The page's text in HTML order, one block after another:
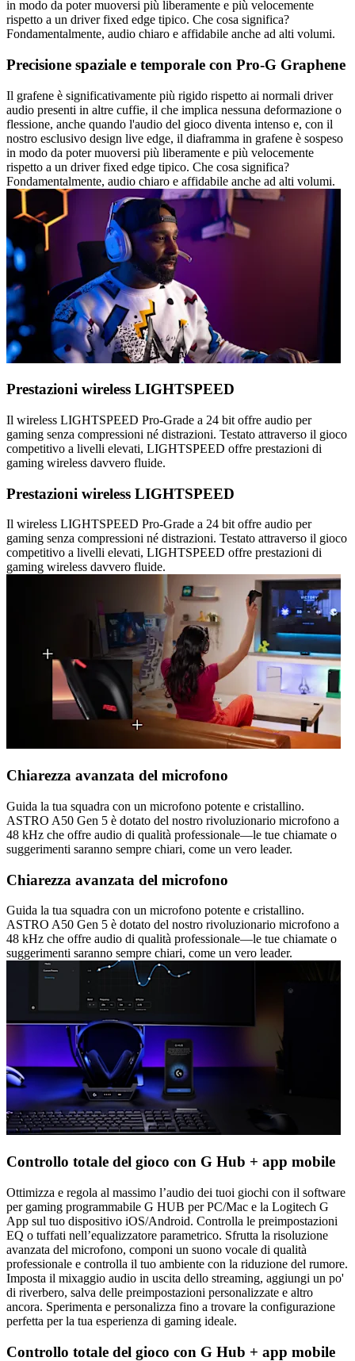
in modo da poter muoversi più liberamente e più velocemente
rispetto a un driver fixed edge tipico. Che cosa significa?
Fondamentalmente, audio chiaro e affidabile anche ad alti volumi.
Precisione spaziale e temporale con Pro-G Graphene
Il grafene è significativamente più rigido rispetto ai normali driver
audio presenti in altre cuffie, il che implica nessuna deformazione o
flessione, anche quando l'audio del gioco diventa intenso e, con il
nostro esclusivo design live edge, il diaframma in grafene è sospeso
in modo da poter muoversi più liberamente e più velocemente
rispetto a un driver fixed edge tipico. Che cosa significa?
Fondamentalmente, audio chiaro e affidabile anche ad alti volumi.
Prestazioni wireless LIGHTSPEED
Il wireless LIGHTSPEED Pro-Grade a 24 bit offre audio per
gaming senza compressioni né distrazioni. Testato attraverso il gioco
competitivo a livelli elevati, LIGHTSPEED offre prestazioni di
gaming wireless davvero fluide.
Prestazioni wireless LIGHTSPEED
Il wireless LIGHTSPEED Pro-Grade a 24 bit offre audio per
gaming senza compressioni né distrazioni. Testato attraverso il gioco
competitivo a livelli elevati, LIGHTSPEED offre prestazioni di
gaming wireless davvero fluide.
Chiarezza avanzata del microfono
Guida la tua squadra con un microfono potente e cristallino.
ASTRO A50 Gen 5 è dotato del nostro rivoluzionario microfono a
48 kHz che offre audio di qualità professionale—le tue chiamate o
suggerimenti saranno sempre chiari, come un vero leader.
Chiarezza avanzata del microfono
Guida la tua squadra con un microfono potente e cristallino.
ASTRO A50 Gen 5 è dotato del nostro rivoluzionario microfono a
48 kHz che offre audio di qualità professionale—le tue chiamate o
suggerimenti saranno sempre chiari, come un vero leader.
Controllo totale del gioco con G Hub + app mobile
Ottimizza e regola al massimo l’audio dei tuoi giochi con il software
per gaming programmabile G HUB per PC/Mac e la Logitech G
App sul tuo dispositivo iOS/Android. Controlla le preimpostazioni
EQ o tuffati nell’equalizzatore parametrico. Sfrutta la risoluzione
avanzata del microfono, componi un suono vocale di qualità
professionale e controlla il tuo ambiente con la riduzione del rumore.
Imposta il mixaggio audio in uscita dello streaming, aggiungi un po'
di riverbero, salva delle preimpostazioni personalizzate e altro
ancora. Sperimenta e personalizza fino a trovare la configurazione
perfetta per la tua esperienza di gaming ideale.
Controllo totale del gioco con G Hub + app mobile